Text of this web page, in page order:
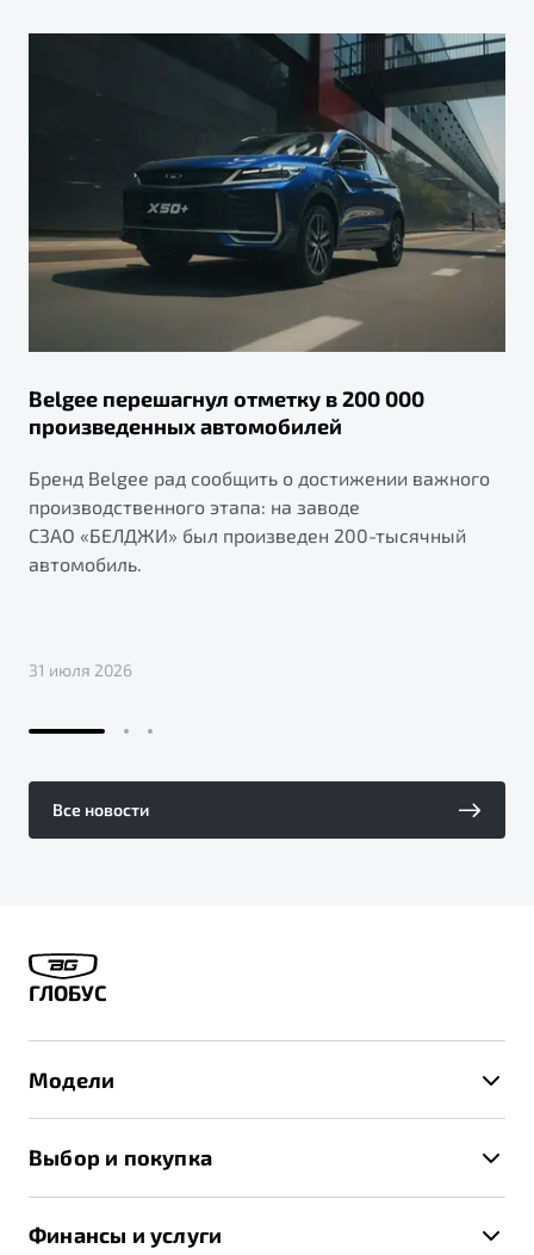
Belgee перешагнул отметку в 200 000
произведенных автомобилей
Бренд Belgee рад сообщить о достижении важного
производственного этапа: на заводе
СЗАО «БЕЛДЖИ» был произведен 200-тысячный
автомобиль.
31 июля 2026
Все новости
ГЛОБУС
Модели
X70
Выбор и покупка
Финансы и услуги